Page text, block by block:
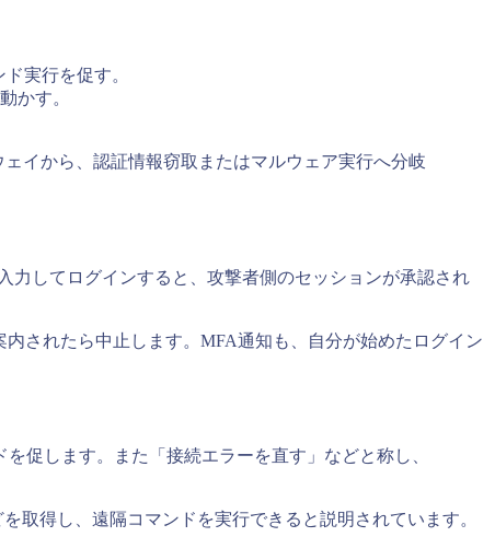
実行を促す。
かす。
イから、認証情報窃取またはマルウェア実行へ分岐
力してログインすると、攻撃者側のセッションが承認され
されたら中止します。MFA通知も、自分が始めたログイン
促します。また「接続エラーを直す」などと称し、
取得し、遠隔コマンドを実行できると説明されています。